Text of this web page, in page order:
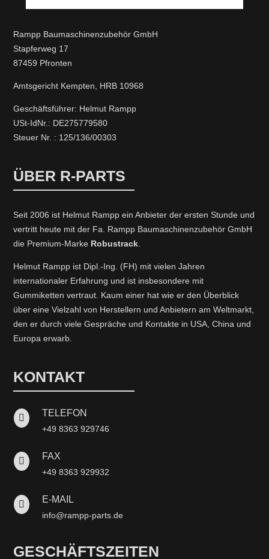
Rampp Baumaschinenzubehör GmbH
Stapferweg 17
87459 Pfronten
Amtsgericht Kempten, HRB 10968
Geschäftsführer: Helmut Rampp
USt-IdNr.: DE275779580
Steuer Nr. : 125/136/00303
ÜBER R-PARTS
Seit 2006 ist Helmut Rampp ein An­bieter der ersten Stunde und
vertritt heute mit der Fa. Rampp Baumaschinenzubehör GmbH
die Premium-Marke Robustrack.
Helmut Rampp ist Dipl.-Ing. (FH) mit vielen Jahren
internationaler Erfahrung und ist insbesondere mit
Gummiketten vertraut. Kaum einer hat wie er den Überblick
über eine Vielzahl von Herstellern und Anbietern am Weltmarkt,
den er durch viele Gespräche und Kontakte in USA, China und
Europa erwarb.
KONTAKT
 TELEFON
+49 8363 929746
 FAX
+49 8363 929932
 E-MAIL
info@rampp-parts.de
GESCHÄFTSZEITEN